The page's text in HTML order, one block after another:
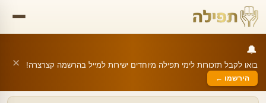
🔔
בואו לקבל תזכורות לימי תפילה מיוחדים ישירות למייל בהרשמה קצרצרה!
הירשמו ←
✕